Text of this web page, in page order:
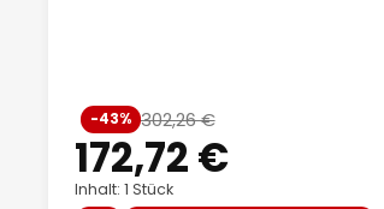
Verkaufspreis:
172,72 €
Regulärer Preis:
302,26 €
-43%
Inhalt: 1 Stück